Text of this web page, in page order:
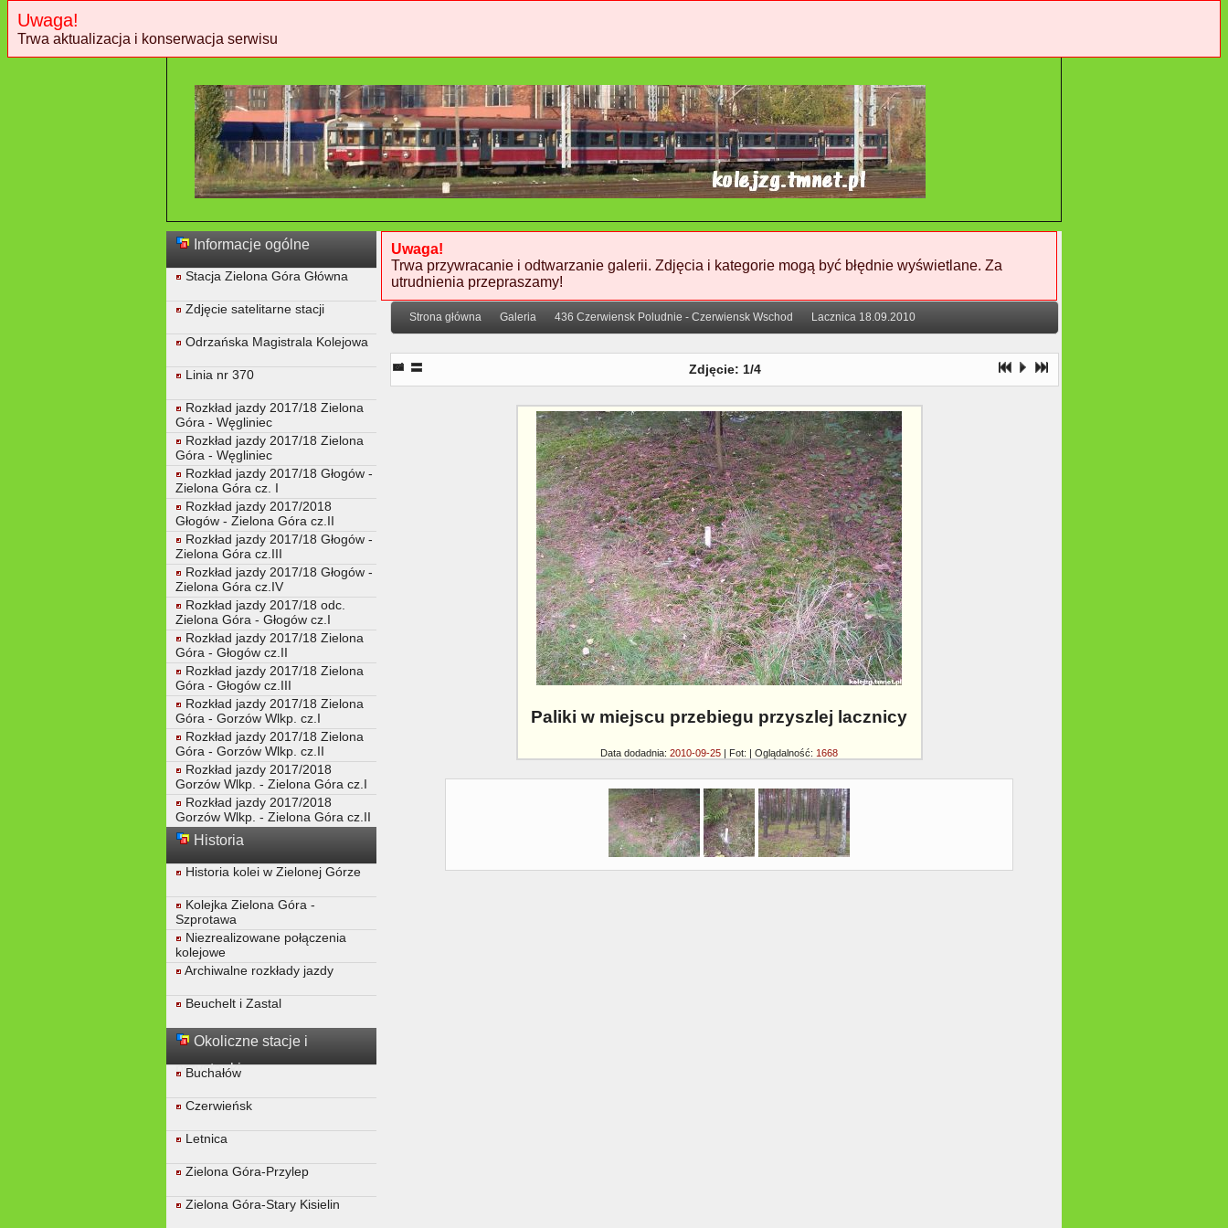
Uwaga!
Trwa aktualizacja i konserwacja serwisu
Informacje ogólne
Stacja Zielona Góra Główna
Zdjęcie satelitarne stacji
Odrzańska Magistrala Kolejowa
Linia nr 370
Rozkład jazdy 2017/18 Zielona
Góra - Węgliniec
Rozkład jazdy 2017/18 Zielona
Góra - Węgliniec
Rozkład jazdy 2017/18 Głogów -
Zielona Góra cz. I
Rozkład jazdy 2017/2018
Głogów - Zielona Góra cz.II
Rozkład jazdy 2017/18 Głogów -
Zielona Góra cz.III
Rozkład jazdy 2017/18 Głogów -
Zielona Góra cz.IV
Rozkład jazdy 2017/18 odc.
Zielona Góra - Głogów cz.I
Rozkład jazdy 2017/18 Zielona
Góra - Głogów cz.II
Rozkład jazdy 2017/18 Zielona
Góra - Głogów cz.III
Rozkład jazdy 2017/18 Zielona
Góra - Gorzów Wlkp. cz.I
Rozkład jazdy 2017/18 Zielona
Góra - Gorzów Wlkp. cz.II
Rozkład jazdy 2017/2018
Gorzów Wlkp. - Zielona Góra cz.I
Rozkład jazdy 2017/2018
Gorzów Wlkp. - Zielona Góra cz.II
Historia
Historia kolei w Zielonej Górze
Kolejka Zielona Góra -
Szprotawa
Niezrealizowane połączenia
kolejowe
Archiwalne rozkłady jazdy
Beuchelt i Zastal
Okoliczne stacje i
przystanki
Buchałów
Czerwieńsk
Letnica
Zielona Góra-Przylep
Zielona Góra-Stary Kisielin
Uwaga!
Trwa przywracanie i odtwarzanie galerii. Zdjęcia i kategorie mogą być błędnie wyświetlane. Za
utrudnienia przepraszamy!
Strona główna Galeria 436 Czerwiensk Poludnie - Czerwiensk Wschod Lacznica 18.09.2010
Zdjęcie: 1/4
Paliki w miejscu przebiegu przyszlej lacznicy
Data dodadnia: 2010-09-25 | Fot: | Oglądalność: 1668